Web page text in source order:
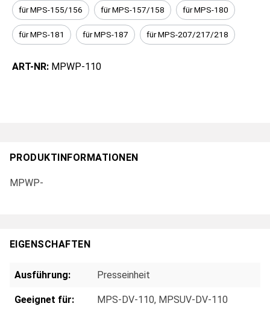
für MPS-155/156 für MPS-157/158 für MPS-180
für MPS-181 für MPS-187 für MPS-207/217/218
ART-NR: MPWP-110
PRODUKTINFORMATIONEN
MPWP-
EIGENSCHAFTEN
Ausführung: Presseinheit
Geeignet für: MPS-DV-110, MPSUV-DV-110